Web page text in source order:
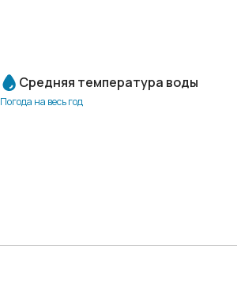
Средняя температура воды
Погода на весь год